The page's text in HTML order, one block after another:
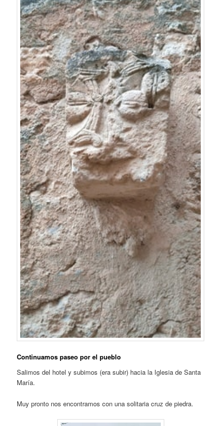
Continuamos paseo por el pueblo
Salimos del hotel y subimos (era subir) hacia la Iglesia de Santa
María.
Muy pronto nos encontramos con una solitaria cruz de piedra.